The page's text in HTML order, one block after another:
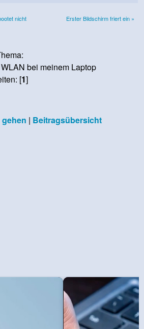
nicht
Erster Bildschirm friert ein »
bei meinem Laptop
[1]
| Beitragsübersicht